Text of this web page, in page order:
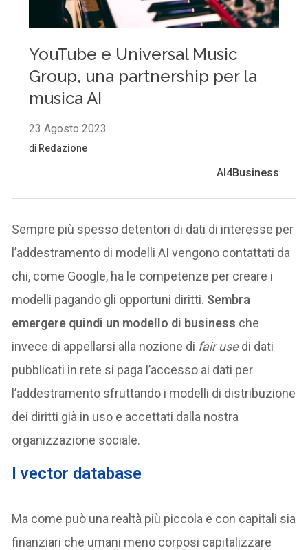
Sempre più spesso detentori di dati di interesse per
l’addestramento di modelli AI vengono contattati da
chi, come Google, ha le competenze per creare i
modelli pagando gli opportuni diritti. Sembra
emergere quindi un modello di business che
invece di appellarsi alla nozione di fair usedi dati
pubblicati in rete si paga l’accesso ai dati per
l’addestramento sfruttando i modelli di distribuzione
dei diritti già in uso e accettati dalla nostra
organizzazione sociale.
I vector database
Ma come può una realtà più piccola e con capitali sia
finanziari che umani meno corposi capitalizzare